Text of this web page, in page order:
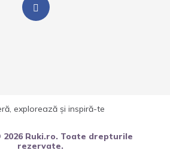
explorează și inspiră-te
Ruki.ro. Toate drepturile
rezervate.